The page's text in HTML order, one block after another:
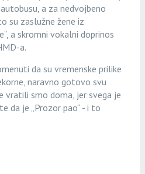
a za nedvojbeno
su zaslužne žene iz
a skromni vokalni doprinos
a.
da su vremenske prilike
naravno gotovo svu
vratili smo doma, jer svega je
da je „Prozor pao“ - i to